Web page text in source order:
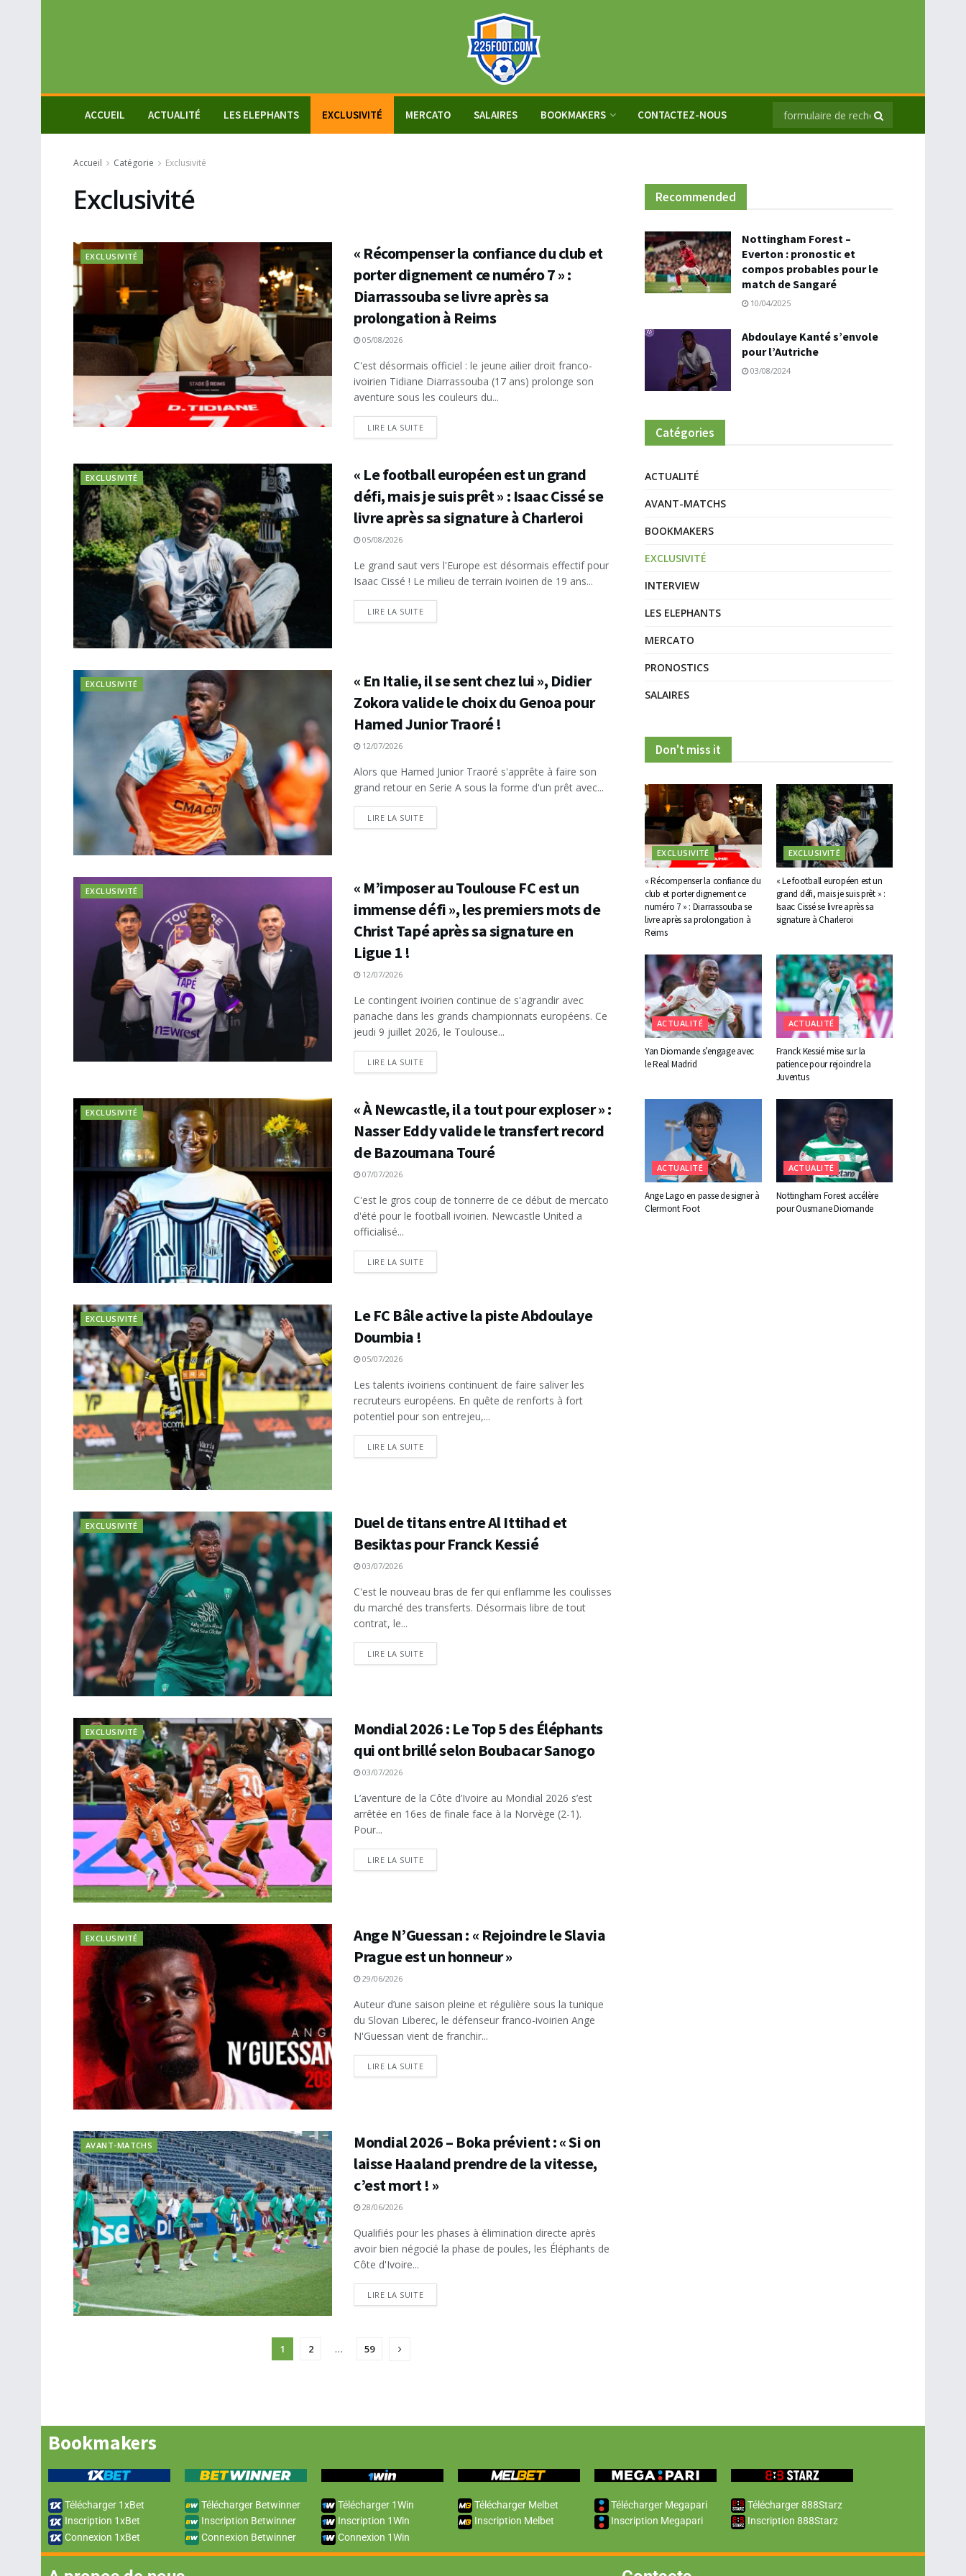
ACCUEIL ACTUALITÉ LES ELEPHANTS EXCLUSIVITÉ MERCATO SALAIRES BOOKMAKERS CONTACTEZ-NOUS
Accueil Catégorie Exclusivité
Exclusivité
EXCLUSIVITÉ
« Récompenser la confiance du club et
porter dignement ce numéro 7 » :
Diarrassouba se livre après sa
prolongation à Reims
05/08/2026
C'est désormais officiel : le jeune ailier droit franco-
ivoirien Tidiane Diarrassouba (17 ans) prolonge son
aventure sous les couleurs du...
LIRE LA SUITE
EXCLUSIVITÉ
« Le football européen est un grand
défi, mais je suis prêt » : Isaac Cissé se
livre après sa signature à Charleroi
05/08/2026
Le grand saut vers l'Europe est désormais effectif pour
Isaac Cissé ! Le milieu de terrain ivoirien de 19 ans...
LIRE LA SUITE
EXCLUSIVITÉ
« En Italie, il se sent chez lui », Didier
Zokora valide le choix du Genoa pour
Hamed Junior Traoré !
12/07/2026
Alors que Hamed Junior Traoré s'apprête à faire son
grand retour en Serie A sous la forme d'un prêt avec...
LIRE LA SUITE
EXCLUSIVITÉ
« M’imposer au Toulouse FC est un
immense défi », les premiers mots de
Christ Tapé après sa signature en
Ligue 1 !
12/07/2026
Le contingent ivoirien continue de s'agrandir avec
panache dans les grands championnats européens. Ce
jeudi 9 juillet 2026, le Toulouse...
LIRE LA SUITE
EXCLUSIVITÉ
« À Newcastle, il a tout pour exploser » :
Nasser Eddy valide le transfert record
de Bazoumana Touré
07/07/2026
C'est le gros coup de tonnerre de ce début de mercato
d'été pour le football ivoirien. Newcastle United a
officialisé...
LIRE LA SUITE
EXCLUSIVITÉ
‎Le FC Bâle active la piste Abdoulaye
Doumbia !
05/07/2026
Les talents ivoiriens continuent de faire saliver les
recruteurs européens. En quête de renforts à fort
potentiel pour son entrejeu,...
LIRE LA SUITE
EXCLUSIVITÉ
Duel de titans entre Al Ittihad et
Besiktas pour Franck Kessié
03/07/2026
C'est le nouveau bras de fer qui enflamme les coulisses
du marché des transferts. Désormais libre de tout
contrat, le...
LIRE LA SUITE
EXCLUSIVITÉ
Mondial 2026 : Le Top 5 des Éléphants
qui ont brillé selon Boubacar Sanogo
03/07/2026
L’aventure de la Côte d’Ivoire au Mondial 2026 s’est
arrêtée en 16es de finale face à la Norvège (2-1).
Pour...
LIRE LA SUITE
EXCLUSIVITÉ
Ange N’Guessan : « Rejoindre le Slavia
Prague est un honneur »
29/06/2026
Auteur d’une saison pleine et régulière sous la tunique
du Slovan Liberec, le défenseur franco-ivoirien Ange
N'Guessan vient de franchir...
LIRE LA SUITE
AVANT-MATCHS
Mondial 2026 – Boka prévient : « Si on
laisse Haaland prendre de la vitesse,
c’est mort ! »
28/06/2026
Qualifiés pour les phases à élimination directe après
avoir bien négocié la phase de poules, les Éléphants de
Côte d'Ivoire...
LIRE LA SUITE
1 2 … 59
Recommended
Nottingham Forest –
Everton : pronostic et
compos probables pour le
match de Sangaré
10/04/2025
Abdoulaye Kanté s’envole
pour l’Autriche
03/08/2024
Catégories
ACTUALITÉ
AVANT-MATCHS
BOOKMAKERS
EXCLUSIVITÉ
INTERVIEW
LES ELEPHANTS
MERCATO
PRONOSTICS
SALAIRES
Don't miss it
EXCLUSIVITÉ
« Récompenser la confiance du
club et porter dignement ce
numéro 7 » : Diarrassouba se
livre après sa prolongation à
Reims
EXCLUSIVITÉ
« Le football européen est un
grand défi, mais je suis prêt » :
Isaac Cissé se livre après sa
signature à Charleroi
ACTUALITÉ
Yan Diomande s’engage avec
le Real Madrid
ACTUALITÉ
Franck Kessié mise sur la
patience pour rejoindre la
Juventus
ACTUALITÉ
Ange Lago en passe de signer à
Clermont Foot
ACTUALITÉ
Nottingham Forest accélère
pour Ousmane Diomande
Bookmakers
Télécharger 1xBet
Inscription 1xBet
Connexion 1xBet
Télécharger Betwinner
Inscription Betwinner
Connexion Betwinner
Télécharger 1Win
Inscription 1Win
Connexion 1Win
Télécharger Melbet
Inscription Melbet
Télécharger Megapari
Inscription Megapari
Télécharger 888Starz
Inscription 888Starz